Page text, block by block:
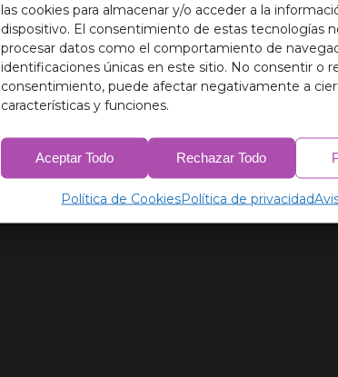
las cookies para almacenar y/o acceder a la
dispositivo. El consentimiento de estas tecnologías
procesar datos como el comportamiento de
identificaciones únicas en este sitio. No consentir o
consentimiento, puede afectar negativamente a
características y funciones.
Aceptar Todo Rechazar Todo
Política de CookiesPolítica de privacidad